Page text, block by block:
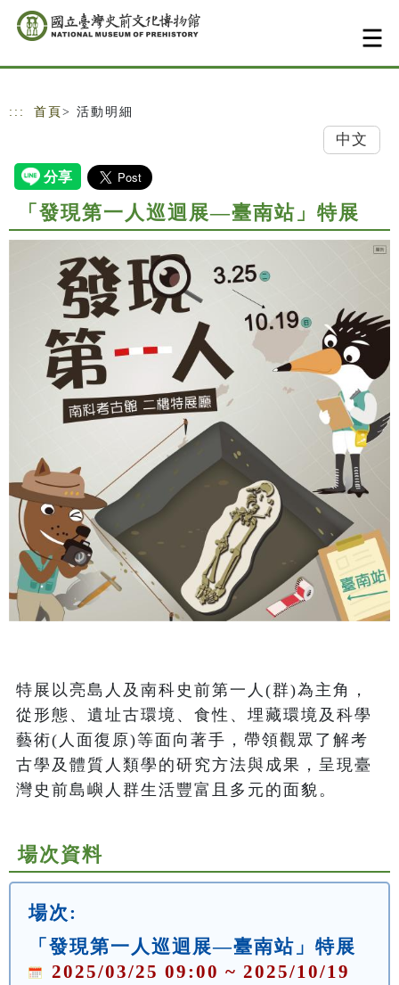
跳到主要內容
網站導覽
::: 首頁 > 活動明細
中文
「發現第一人巡迴展—臺南站」特展
特展以亮島人及南科史前第一人(群)為主角，
從形態、遺址古環境、食性、埋藏環境及科學
藝術(人面復原)等面向著手，帶領觀眾了解考
古學及體質人類學的研究方法與成果，呈現臺
灣史前島嶼人群生活豐富且多元的面貌。
場次資料
場次:
「發現第一人巡迴展—臺南站」特展
2025/03/25 09:00 ~ 2025/10/19